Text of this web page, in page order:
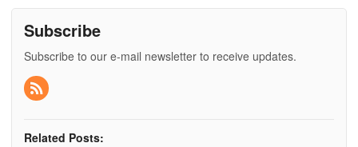
Subscribe
Subscribe to our e-mail newsletter to receive updates.
Related Posts: